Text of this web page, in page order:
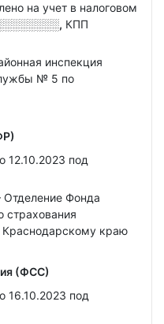
на учет в налоговом
КПП
инспекция
№ 5 по
12.10.2023 под
Фонда
страхования
Краснодарскому краю
(ФСС)
16.10.2023 под